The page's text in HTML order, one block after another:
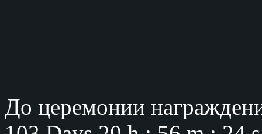
До церемонии